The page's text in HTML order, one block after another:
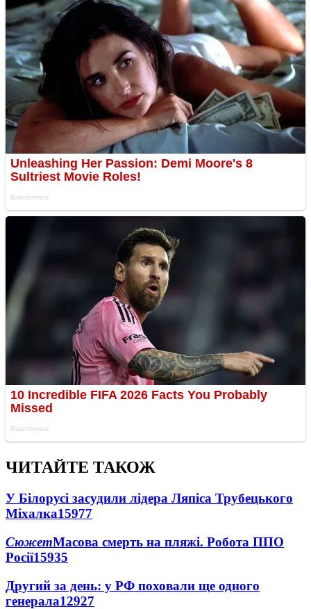
ЧИТАЙТЕ ТАКОЖ
У Білорусі засудили лідера Ляпіса Трубецького
Міхалка15977
СюжетМасова смерть на пляжі. Робота ППО
Росії15935
Другий за день: у РФ поховали ще одного
генерала12927